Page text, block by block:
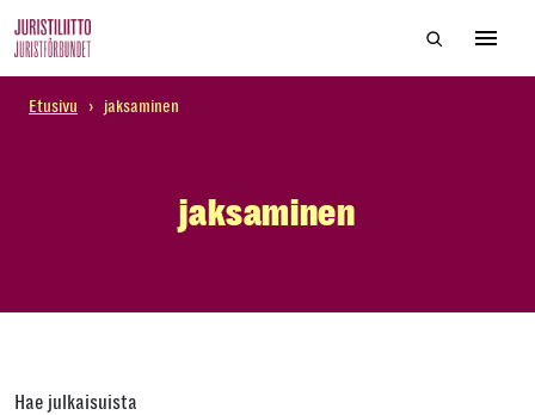
to
content
Hae
Etusivu › jaksaminen
jaksaminen
Hae julkaisuista